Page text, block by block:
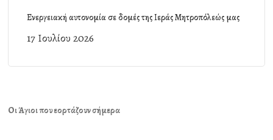
Ενεργειακή αυτονομία σε δομές της Ιεράς Μητροπόλεώς μας
17 Ιουλίου 2026
Οι Άγιοι που εορτάζουν σήμερα